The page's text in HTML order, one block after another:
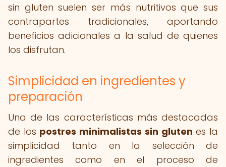
sin gluten suelen ser más nutritivos que sus
contrapartes tradicionales, aportando
beneficios adicionales a la salud de quienes
los disfrutan.
Simplicidad en ingredientes y
preparación
Una de las características más destacadas
de los postres minimalistas sin gluten es la
simplicidad tanto en la selección de
ingredientes como en el proceso de